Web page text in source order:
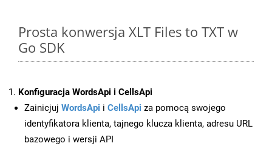
Prosta konwersja XLT Files to TXT w
Go SDK
Konfiguracja WordsApi i CellsApi
Zainicjuj WordsApi i CellsApi za pomocą swojego
identyfikatora klienta, tajnego klucza klienta, adresu URL
bazowego i wersji API